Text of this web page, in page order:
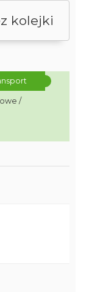
kolejki
/